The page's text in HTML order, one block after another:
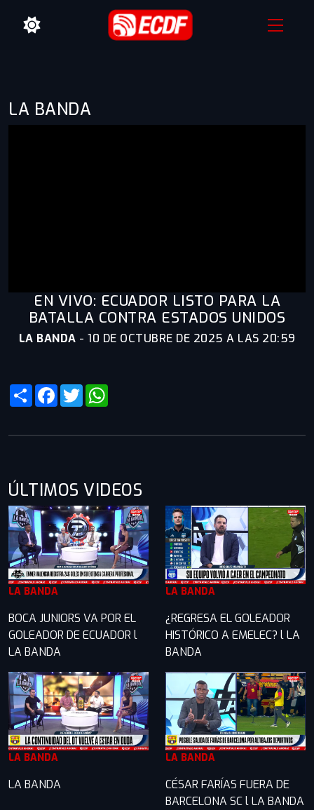
LA BANDA
EN VIVO: ECUADOR LISTO PARA LA
BATALLA CONTRA ESTADOS UNIDOS
LA BANDA - 10 DE OCTUBRE DE 2025 A LAS 20:59
ShareFacebook
Twitter
ÚLTIMOS VIDEOS
LA BANDA
BOCA JUNIORS VA POR EL
GOLEADOR DE ECUADOR l
LA BANDA
LA BANDA
¿REGRESA EL GOLEADOR
HISTÓRICO A EMELEC? l LA
BANDA
LA BANDA
LA BANDA
LA BANDA
CÉSAR FARÍAS FUERA DE
BARCELONA SC l LA BANDA